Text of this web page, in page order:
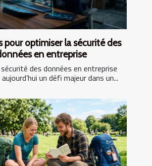
pour optimiser la sécurité des
en entreprise
des données en entreprise
un défi majeur dans un...